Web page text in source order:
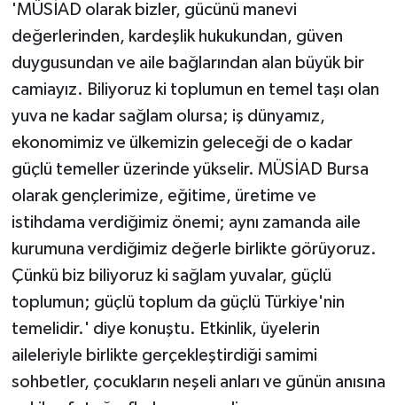
'MÜSİAD olarak bizler, gücünü manevi
değerlerinden, kardeşlik hukukundan, güven
duygusundan ve aile bağlarından alan büyük bir
camiayız. Biliyoruz ki toplumun en temel taşı olan
yuva ne kadar sağlam olursa; iş dünyamız,
ekonomimiz ve ülkemizin geleceği de o kadar
güçlü temeller üzerinde yükselir. MÜSİAD Bursa
olarak gençlerimize, eğitime, üretime ve
istihdama verdiğimiz önemi; aynı zamanda aile
kurumuna verdiğimiz değerle birlikte görüyoruz.
Çünkü biz biliyoruz ki sağlam yuvalar, güçlü
toplumun; güçlü toplum da güçlü Türkiye'nin
temelidir.' diye konuştu. Etkinlik, üyelerin
aileleriyle birlikte gerçekleştirdiği samimi
sohbetler, çocukların neşeli anları ve günün anısına